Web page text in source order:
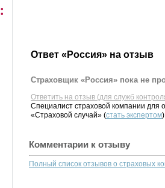
Ответ «Россия» на отзыв
Страховщик «Россия» пока не
Ответить на отзыв (для служб
Специалист страховой компании для
«Страховой случай» (стать экспертом).
Комментарии к отзыву
Полный список отзывов о страховых